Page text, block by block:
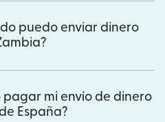
puedo enviar dinero
pagar mi envío de dinero
España?